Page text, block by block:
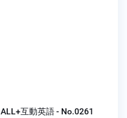
ALL+互動英語 - No.0261